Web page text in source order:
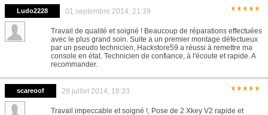
Ludo2228 01 septembre 2014, 21:39 *****
Travail de qualité et soigné ! Beaucoup de réparations effectuées
avec le plus grand soin. Suite a un premier montage défectueux
par un pseudo technicien, Hackstore59 a réussi à remettre ma
console en état. Technicien de confiance, à l'écoute et rapide. A
recommander.
scareoof 28 juillet 2014, 18:33 *****
Travail impeccable et soigné !, Pose de 2 Xkey V2 rapide et